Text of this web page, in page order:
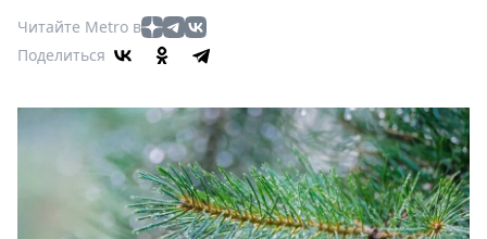
Театр
Кино
Афиша
Книги
Выставки
Пресс-
релизы
О
Читайте Metro в
Поделиться